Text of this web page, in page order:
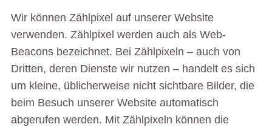
Wir können Zählpixel auf unserer Website
verwenden. Zählpixel werden auch als Web-
Beacons bezeichnet. Bei Zählpixeln – auch von
Dritten, deren Dienste wir nutzen – handelt es sich
um kleine, üblicherweise nicht sichtbare Bilder, die
beim Besuch unserer Website automatisch
abgerufen werden. Mit Zählpixeln können die